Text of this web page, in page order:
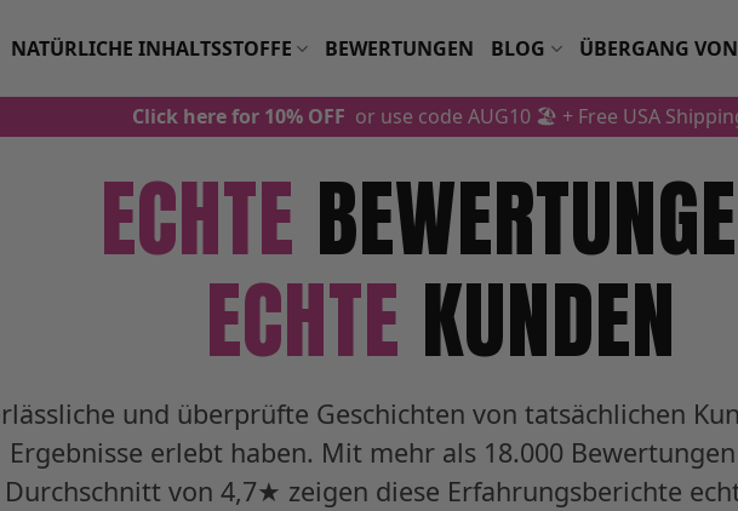
NATÜRLICHE INHALTSSTOFFE BEWERTUNGEN BLOG ÜBERGANG
Click here for 10% OFF or use code AUG10 🏖️ + Free USA
ECHTE
ECHTE KUNDEN
und überprüfte Geschichten von tatsächlichen
Ergebnisse erlebt haben. Mit mehr als 18.000
Durchschnitt von 4,7★ zeigen diese Erfahrungsberichte